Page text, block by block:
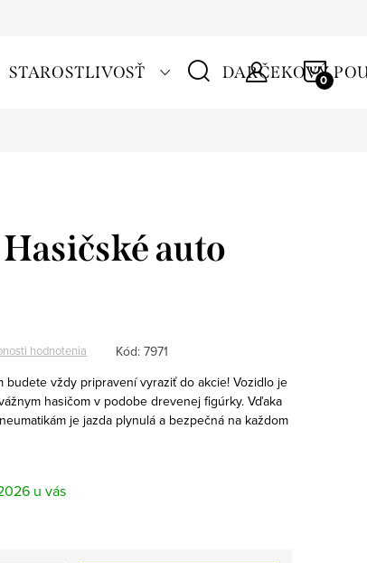
STAROSTLIVOSŤ DARČEKOVÝ
auto
hodnotenia Kód: 7971
budete vždy pripravení vyraziť do akcie! Vozidlo je
hasičom v podobe drevenej figúrky. Vďaka
je jazda plynulá a bezpečná na každom